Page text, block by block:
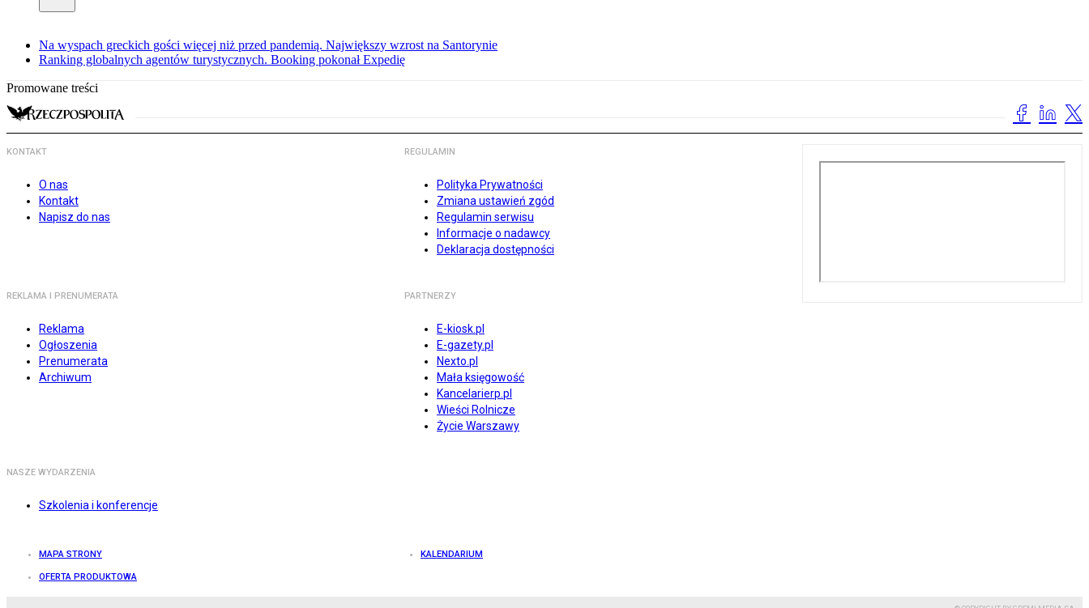
Na wyspach greckich gości więcej niż przed pandemią. Największy wzrost na Santorynie
Ranking globalnych agentów turystycznych. Booking pokonał Expedię
Promowane treści
KONTAKT
O nas
Kontakt
Napisz do nas
REGULAMIN
Polityka Prywatności
Zmiana ustawień zgód
Regulamin serwisu
Informacje o nadawcy
Deklaracja dostępności
REKLAMA I PRENUMERATA
Reklama
Ogłoszenia
Prenumerata
Archiwum
PARTNERZY
E-kiosk.pl
E-gazety.pl
Nexto.pl
Mała księgowość
Kancelarierp.pl
Wieści Rolnicze
Życie Warszawy
NASZE WYDARZENIA
Szkolenia i konferencje
MAPA STRONY KALENDARIUM
OFERTA PRODUKTOWA